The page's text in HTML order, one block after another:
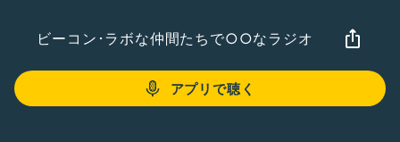
ビーコン･ラボな仲間たちで○○なラジオ
アプリで聴く